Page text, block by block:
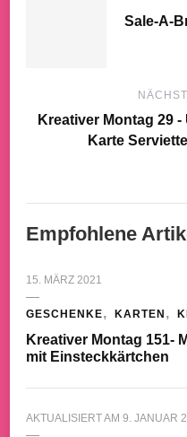
Sale-A-
Kreativer Montag 29
Karte
Empfohlene
15. MÄRZ 2021
GESCHENKE KARTEN
Kreativer Montag 151-
mit Einsteckkärtchen
AKTUALISIERT AM 9. JANUAR